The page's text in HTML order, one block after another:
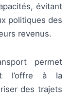
évitant
politiques des
revenus.
permet
l’offre à la
des trajets